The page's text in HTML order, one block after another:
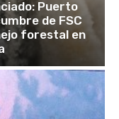
Puerto
de FSC
forestal en